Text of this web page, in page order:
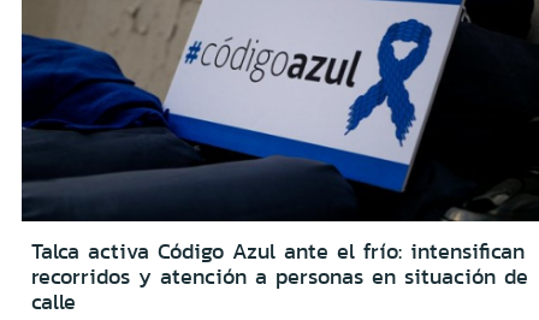
Talca activa Código Azul ante el frío: intensifican
recorridos y atención a personas en situación de
calle